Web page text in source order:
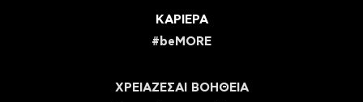
ΚΑΡΙΕΡΑ
#beMORE
ΧΡΕΙΑΖΕΣΑΙ ΒΟΗΘΕΙΑ